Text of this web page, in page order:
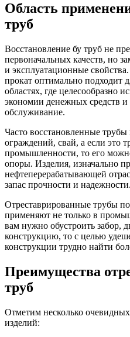
Область
труб
Восстановление бу труб не
первоначальных качеств, но
и эксплуатационные
прокат оптимально подходит
областях, где целесообразно
экономии денежных средств и
обслуживание.
Часто восстановленные
ограждений, свай, а если это
промышленности, то его
опоры. Изделия, изначально
нефтеперерабатывающей
запас прочности и надежности.
Отреставрированные трубы
применяют не только в
вам нужно обустроить
конструкцию, то с целью
конструкции трудно найти
Преимущества
труб
Отметим несколько
изделий: